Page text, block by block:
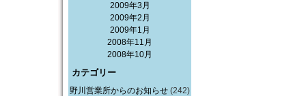
2009年3月
2009年2月
2009年1月
2008年11月
2008年10月
カテゴリー
野川営業所からのお知らせ (242)